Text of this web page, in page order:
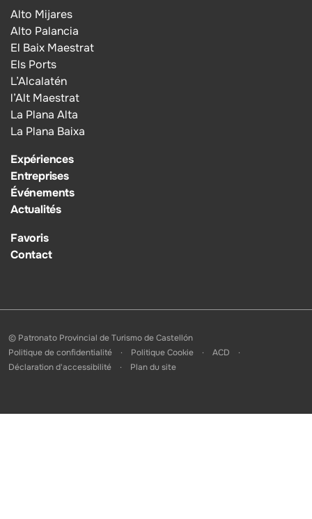
Alto Mijares
Alto Palancia
El Baix Maestrat
Els Ports
L’Alcalatén
l’Alt Maestrat
La Plana Alta
La Plana Baixa
Expériences
Entreprises
Événements
Actualités
Favoris
Contact
© Patronato Provincial de Turismo de Castellón
Politique de confidentialité
Politique Cookie
ACD
Déclaration d'accessibilité
Plan du site